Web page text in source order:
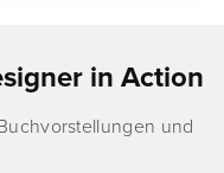
in Action
und